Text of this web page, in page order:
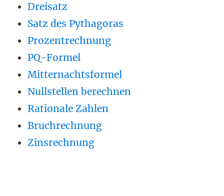
Dreisatz
Satz des Pythagoras
Prozentrechnung
PQ-Formel
Mitternachtsformel
Nullstellen berechnen
Rationale Zahlen
Bruchrechnung
Zinsrechnung